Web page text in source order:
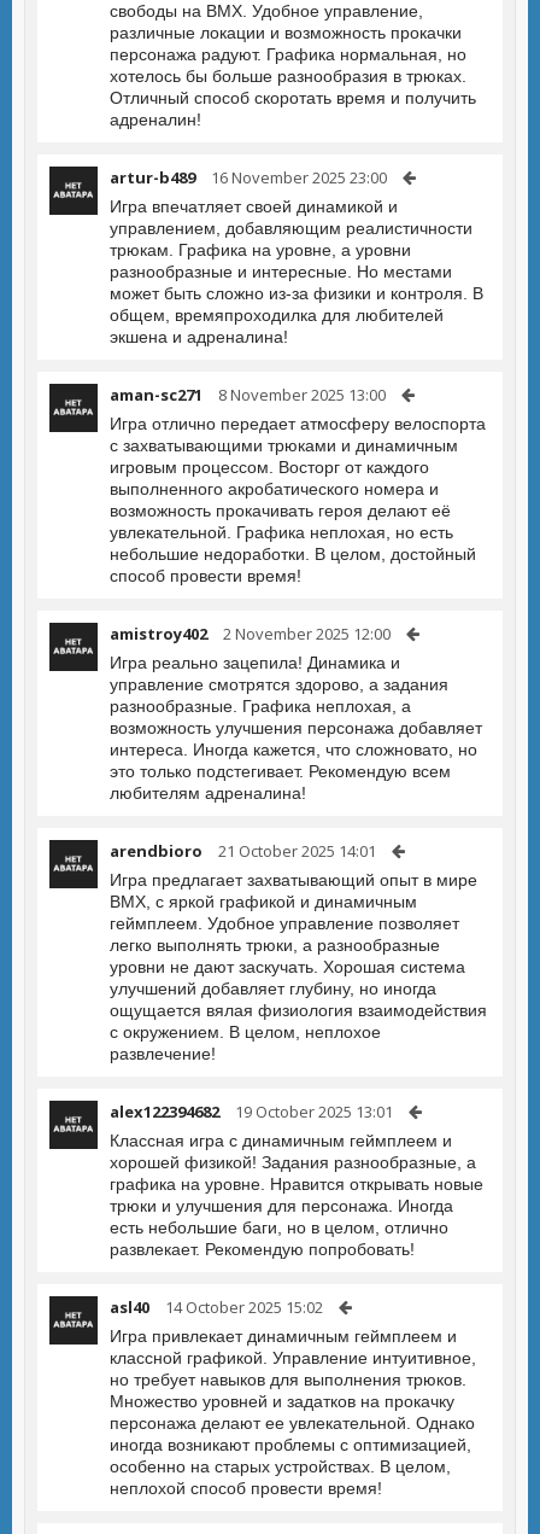
свободы на BMX. Удобное управление,
различные локации и возможность прокачки
персонажа радуют. Графика нормальная, но
хотелось бы больше разнообразия в трюках.
Отличный способ скоротать время и получить
адреналин!
artur-b489 16 November 2025 23:00
Игра впечатляет своей динамикой и
управлением, добавляющим реалистичности
трюкам. Графика на уровне, а уровни
разнообразные и интересные. Но местами
может быть сложно из-за физики и контроля. В
общем, времяпроходилка для любителей
экшена и адреналина!
aman-sc271 8 November 2025 13:00
Игра отлично передает атмосферу велоспорта
с захватывающими трюками и динамичным
игровым процессом. Восторг от каждого
выполненного акробатического номера и
возможность прокачивать героя делают её
увлекательной. Графика неплохая, но есть
небольшие недоработки. В целом, достойный
способ провести время!
amistroy402 2 November 2025 12:00
Игра реально зацепила! Динамика и
управление смотрятся здорово, а задания
разнообразные. Графика неплохая, а
возможность улучшения персонажа добавляет
интереса. Иногда кажется, что сложновато, но
это только подстегивает. Рекомендую всем
любителям адреналина!
arendbioro 21 October 2025 14:01
Игра предлагает захватывающий опыт в мире
BMX, с яркой графикой и динамичным
геймплеем. Удобное управление позволяет
легко выполнять трюки, а разнообразные
уровни не дают заскучать. Хорошая система
улучшений добавляет глубину, но иногда
ощущается вялая физиология взаимодействия
с окружением. В целом, неплохое
развлечение!
alex122394682 19 October 2025 13:01
Классная игра с динамичным геймплеем и
хорошей физикой! Задания разнообразные, а
графика на уровне. Нравится открывать новые
трюки и улучшения для персонажа. Иногда
есть небольшие баги, но в целом, отлично
развлекает. Рекомендую попробовать!
asl40 14 October 2025 15:02
Игра привлекает динамичным геймплеем и
классной графикой. Управление интуитивное,
но требует навыков для выполнения трюков.
Множество уровней и задатков на прокачку
персонажа делают ее увлекательной. Однако
иногда возникают проблемы с оптимизацией,
особенно на старых устройствах. В целом,
неплохой способ провести время!